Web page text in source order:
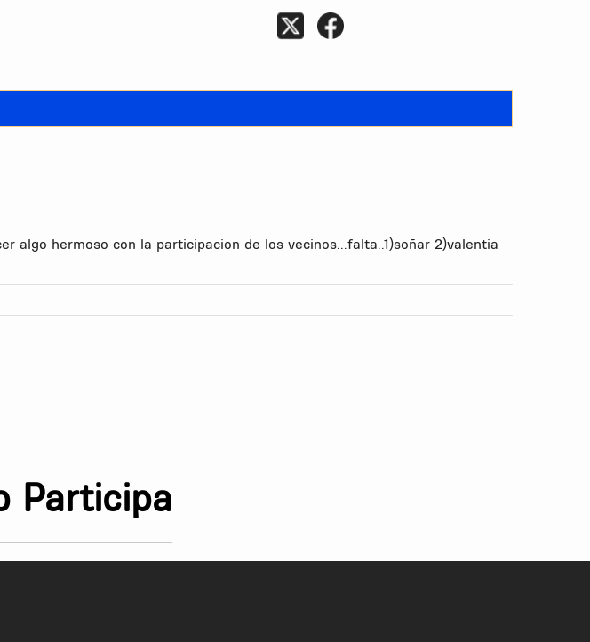
hermoso con la participacion de los vecinos...falta..1)soñar 2)valentia
Participa